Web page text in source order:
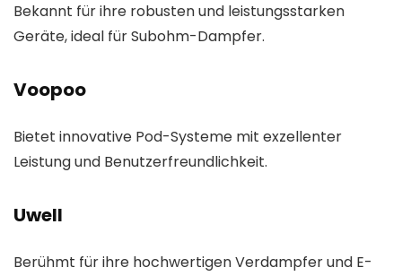
Bekannt für ihre robusten und leistungsstarken
Geräte, ideal für Subohm-Dampfer.
Voopoo
Bietet innovative Pod-Systeme mit exzellenter
Leistung und Benutzerfreundlichkeit.
Uwell
Berühmt für ihre hochwertigen Verdampfer und E-